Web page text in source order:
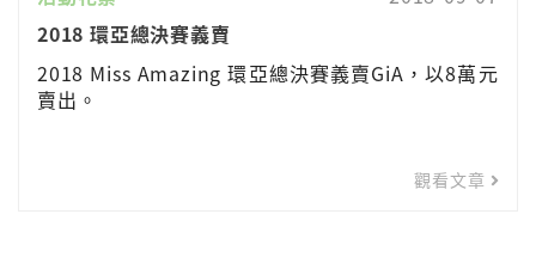
2018 環亞總決賽義賣
2018 Miss Amazing 環亞總決賽義賣GiA，以8萬元
賣出。
觀看文章